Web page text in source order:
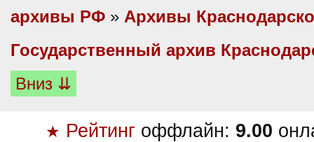
архивы РФ » Архивы
Государственный архив
Вниз ⇊
★ Рейтинг оффлайн: 9.00